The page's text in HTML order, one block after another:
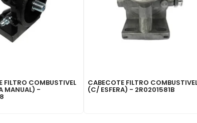
FILTRO COMBUSTIVEL
MANUAL) -
CABECOTE FILTRO
(C/ ESFERA) - 2R0201581B